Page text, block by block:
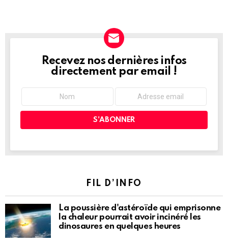
NEWSLETTER
Recevez nos dernières infos
directement par email !
FIL D’INFO
La poussière d'astéroïde qui emprisonne
la chaleur pourrait avoir incinéré les
dinosaures en quelques heures